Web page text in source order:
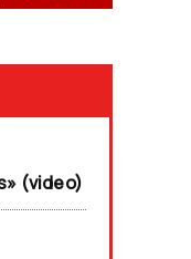
(video)